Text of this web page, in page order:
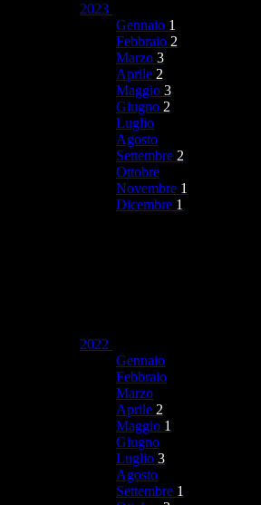
2023
Gennaio 1
Febbraio 2
Marzo 3
Aprile 2
Maggio 3
Giugno 2
Luglio
Agosto
Settembre 2
Ottobre
Novembre 1
Dicembre 1
2022
Gennaio
Febbraio
Marzo
Aprile 2
Maggio 1
Giugno
Luglio 3
Agosto
Settembre 1